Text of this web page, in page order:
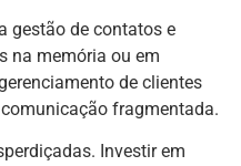
gestão de contatos e
na memória ou em
de clientes
fragmentada.
Investir em